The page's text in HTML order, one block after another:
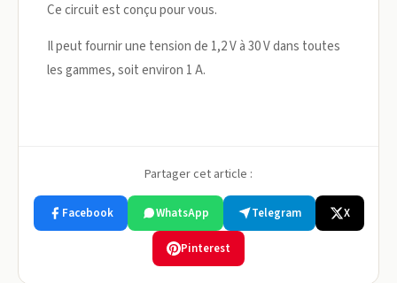
Ce circuit est conçu pour vous.
Il peut fournir une tension de 1,2 V à 30 V dans toutes
les gammes, soit environ 1 A.
Partager cet article :
Facebook WhatsApp Telegram X
Pinterest